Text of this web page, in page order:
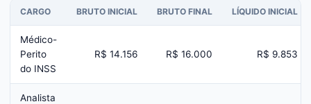
CARGO BRUTO INICIAL BRUTO FINAL LÍQUIDO INICIAL
Médico-
Perito
do INSS
R$ 14.156 R$ 16.000 R$ 9.853
Analista